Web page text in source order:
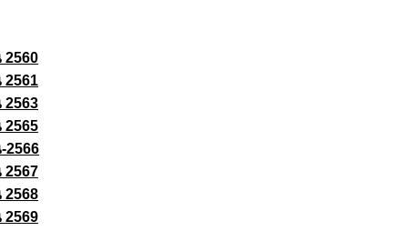
2560
2561
2563
2565
2566
2567
2568
2569